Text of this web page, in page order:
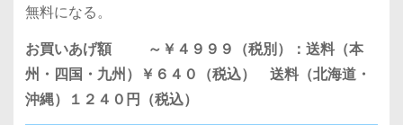
無料になる。
お買いあげ額 ～￥４９９９（税別）：送料（本
州・四国・九州）￥６４０（税込） 送料（北海道・
沖縄）１２４０円（税込）